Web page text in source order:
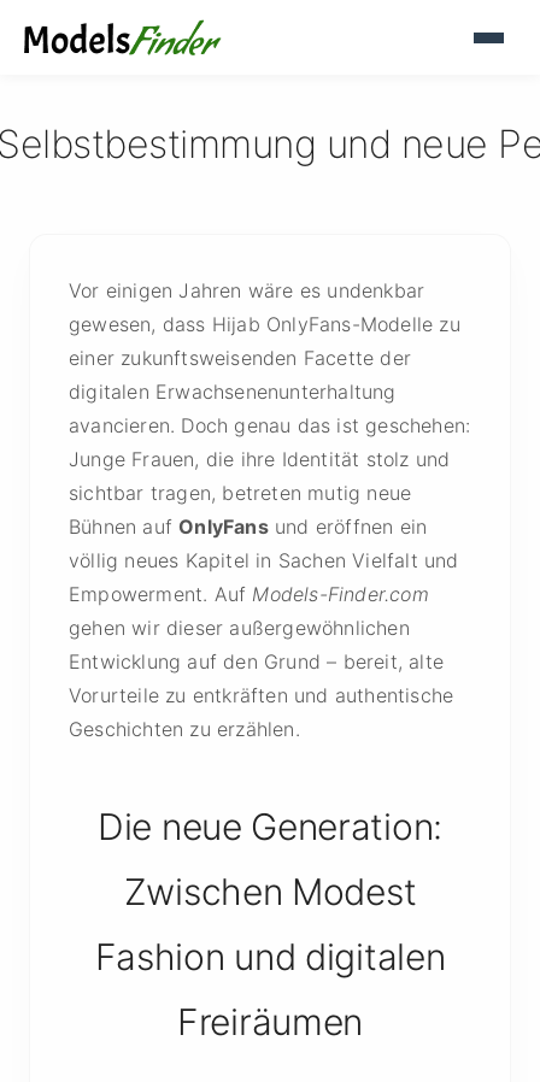
und neue
Vor einigen Jahren wäre es undenkbar
gewesen, dass Hijab OnlyFans-Modelle zu
einer zukunftsweisenden Facette der
digitalen Erwachsenenunterhaltung
avancieren. Doch genau das ist geschehen:
Junge Frauen, die ihre Identität stolz und
sichtbar tragen, betreten mutig neue
Bühnen aufOnlyFansund eröffnen ein
völlig neues Kapitel in Sachen Vielfalt und
Empowerment. Auf Models-Finder.com
gehen wir dieser außergewöhnlichen
Entwicklung auf den Grund – bereit, alte
Vorurteile zu entkräften und authentische
Geschichten zu erzählen.
Die neue Generation:
Zwischen Modest
Fashion und digitalen
Freiräumen